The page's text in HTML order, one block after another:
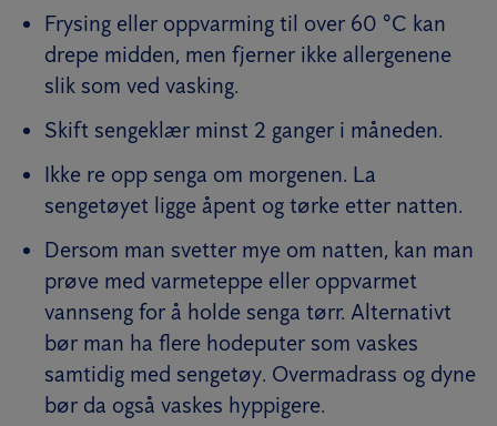
Frysing eller oppvarming til over 60 °C kan
drepe midden, men fjerner ikke allergenene
slik som ved vasking.
Skift sengeklær minst 2 ganger i måneden.
Ikke re opp senga om morgenen. La
sengetøyet ligge åpent og tørke etter natten.
Dersom man svetter mye om natten, kan man
prøve med varmeteppe eller oppvarmet
vannseng for å holde senga tørr. Alternativt
bør man ha flere hodeputer som vaskes
samtidig med sengetøy. Overmadrass og dyne
bør da også vaskes hyppigere.